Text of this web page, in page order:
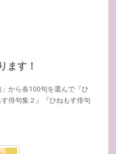
ます！
から各100句を選んで『ひ
俳句集２』『ひねもす俳句